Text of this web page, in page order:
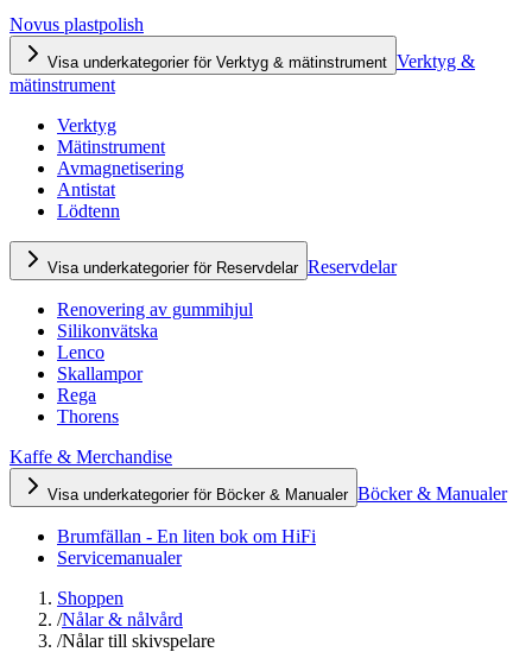
Novus plastpolish
Visa underkategorier för Verktyg & mätinstrument Verktyg &
mätinstrument
Verktyg
Mätinstrument
Avmagnetisering
Antistat
Lödtenn
Visa underkategorier för Reservdelar Reservdelar
Renovering av gummihjul
Silikonvätska
Lenco
Skallampor
Rega
Thorens
Kaffe & Merchandise
Visa underkategorier för Böcker & Manualer Böcker & Manualer
Brumfällan - En liten bok om HiFi
Servicemanualer
Shoppen
/Nålar & nålvård
/Nålar till skivspelare